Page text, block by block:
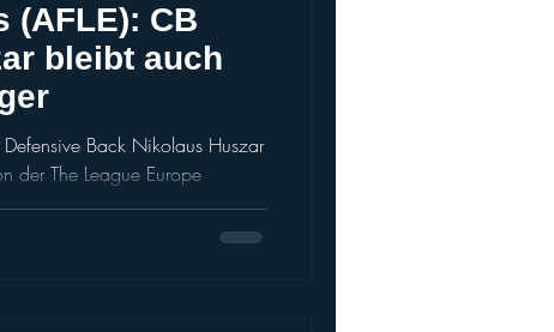
(AFLE): CB
bleibt auch
Back Nikolaus Huszar
der The League Europe
gehört
Franchise und hat sich als